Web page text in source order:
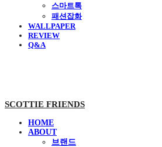
스마트톡
패션잡화
WALLPAPER
REVIEW
Q&A
SCOTTIE FRIENDS
HOME
ABOUT
브랜드